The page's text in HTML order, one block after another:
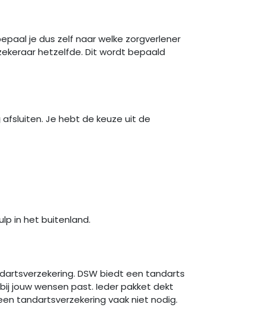
je dus zelf naar welke zorgverlener
hetzelfde. Dit wordt bepaald
Je hebt de keuze uit de
in het buitenland.
DSW biedt een tandarts
jouw wensen past. Ieder pakket dekt
tandartsverzekering vaak niet nodig.